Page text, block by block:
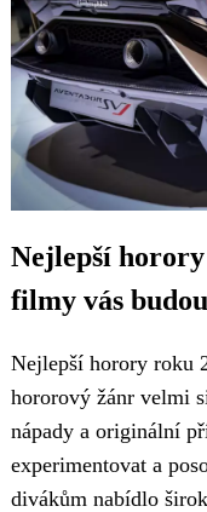
Nejlepší
filmy vás
Nejlepší horory roku
hororový žánr velmi
nápady a originální
experimentovat a
divákům nabídlo